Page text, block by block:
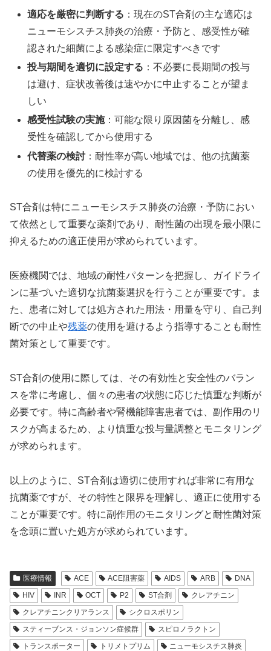
適応を厳密に判断する ：現在のST合剤の主な適応は
ニューモシスチス肺炎の治療・予防と、感受性が確
認された細菌による感染症に限定すべきです
投与期間を適切に設定する ：不必要に長期間の投与
は避け、症状改善後は速やかに中止することが望ま
しい
感受性試験の実施：可能な限り原因菌を分離し、感
受性を確認してから使用する
代替薬の検討：耐性率が高い地域では、他の抗菌薬
の使用を優先的に検討する
ST合剤は特にニューモシスチス肺炎の治療・予防におい
て依然として重要な薬剤であり、耐性菌の出現を最小限に
抑えるための適正使用が求められています。
医療機関では、地域の耐性パターンを把握し、ガイドライ
ンに基づいた適切な抗菌薬選択を行うことが重要です。ま
た、患者に対しては処方された用法・用量を守り、自己判
断での中止や残薬の使用を避けるよう指導することも耐性
菌対策として重要です。
ST合剤の使用に際しては、その有効性と安全性のバラン
スを常に考慮し、個々の患者の状態に応じた慎重な判断が
必要です。特に高齢者や腎機能障害患者では、副作用のリ
スクが高まるため、より慎重な投与量調整とモニタリング
が求められます。
以上のように、ST合剤は適切に使用すれば非常に有用な
抗菌薬ですが、その特性と限界を理解し、適正に使用する
ことが重要です。特に副作用のモニタリングと耐性菌対策
を念頭に置いた処方が求められています。
医療情報 ACE ACE阻害薬 AIDS ARB
DNA
HIV
INR OCT P2 ST合剤
クレアチニン
クレアチニンクリアランス
シクロスポリン
スティーブンス・ジョンソン症候群
スピロノラクトン
トランスポーター
トリメトプリム
ニューモシスチス肺炎